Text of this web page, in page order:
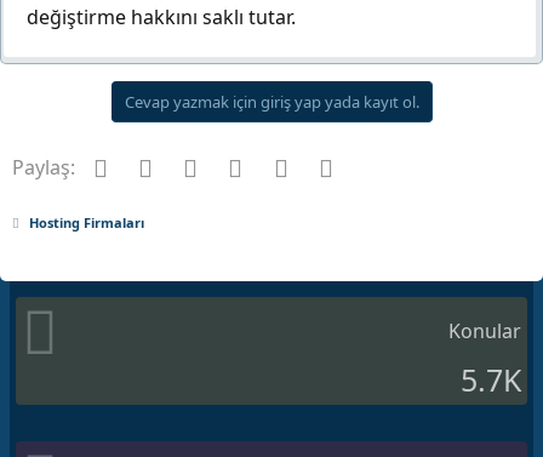
değiştirme hakkını saklı tutar.
Cevap yazmak için giriş yap yada kayıt ol.
Paylaş: Facebook
Twitter Pinterest
Tumblr WhatsApp
Hosting Firmaları
Konular
5.7K